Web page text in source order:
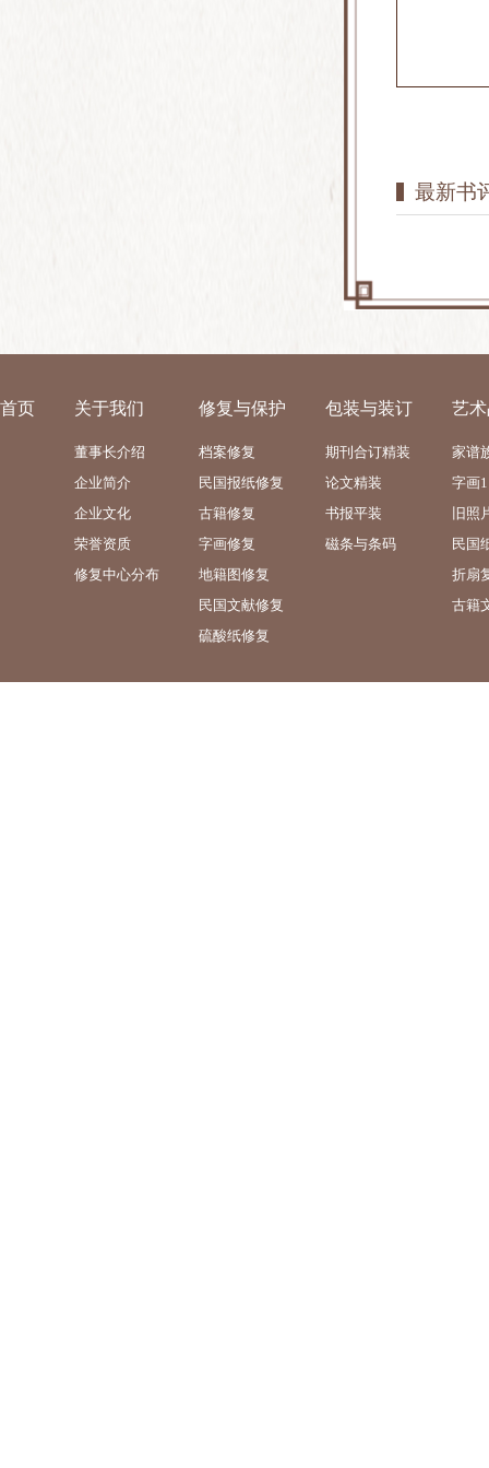
最新书
首页 关于我们
董事长介绍
企业简介
企业文化
荣誉资质
修复中心分布
修复与保护
档案修复
民国报纸修复
古籍修复
字画修复
地籍图修复
民国文献修复
硫酸纸修复
包装与装订
期刊合订精装
论文精装
书报平装
磁条与条码
艺
家谱
字画
旧照
民国
折扇
古籍